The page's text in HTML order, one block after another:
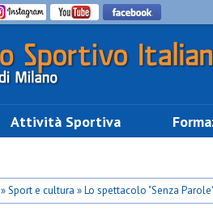
Attività Sportiva
» Sport e cultura » Lo spettacolo "Senza